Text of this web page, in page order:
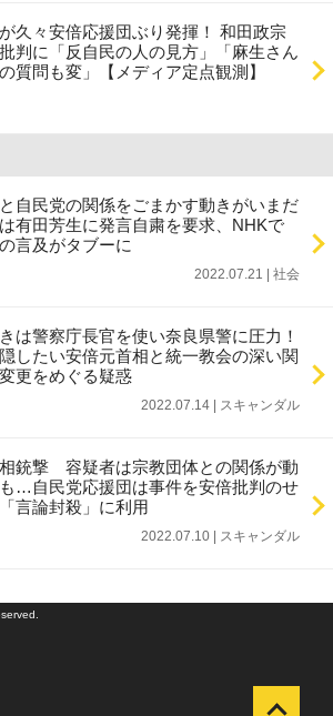
久々安倍応援団ぶり発揮！ 和田政宗
判に「反自民の人の見方」「麻生さん
質問も変」【メディア定点観測】
自民党の関係をごまかす動きがいまだ
有田芳生に発言自粛を要求、NHKで
言及がタブーに
2022.07.21 | 社会
は警察庁長官を使い奈良県警に圧力！
したい安倍元首相と統一教会の深い関
更をめぐる疑惑
2022.07.14 | スキャンダル
銃撃 容疑者は宗教団体との関係が動
…自民党応援団は事件を安倍批判のせ
言論封殺」に利用
2022.07.10 | スキャンダル